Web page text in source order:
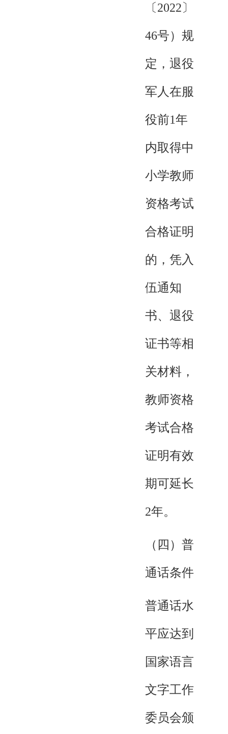
〔2022〕
46号）规
定，退役
军人在服
役前1年
内取得中
小学教师
资格考试
合格证明
的，凭入
伍通知
书、退役
证书等相
关材料，
教师资格
考试合格
证明有效
期可延长
2年。
（四）普
通话条件
普通话水
平应达到
国家语言
文字工作
委员会颁